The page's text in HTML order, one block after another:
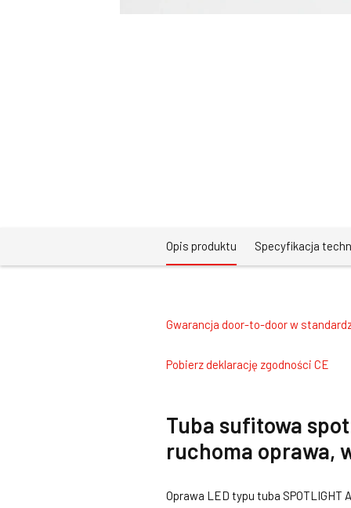
Opis produktu Specyfikacja
Gwarancja door-to-door w
Pobierz deklarację zgodności CE
Tuba sufitowa
ruchoma oprawa,
Oprawa LED typu tuba